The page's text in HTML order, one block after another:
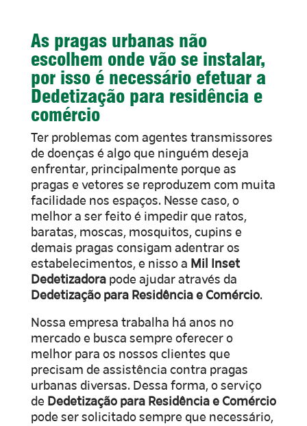
As pragas urbanas não
escolhem onde vão se instalar,
por isso é necessário efetuar a
Dedetização para residência e
comércio
Ter problemas com agentes transmissores
de doenças é algo que ninguém deseja
enfrentar, principalmente porque as
pragas e vetores se reproduzem com muita
facilidade nos espaços. Nesse caso, o
melhor a ser feito é impedir que ratos,
baratas, moscas, mosquitos, cupins e
demais pragas consigam adentrar os
estabelecimentos, e nisso a Mil Inset
Dedetizadorapode ajudar através da
Dedetização para Residência e Comércio.
Nossa empresa trabalha há anos no
mercado e busca sempre oferecer o
melhor para os nossos clientes que
precisam de assistência contra pragas
urbanas diversas. Dessa forma, o serviço
de Dedetização para Residência e Comércio
pode ser solicitado sempre que necessário,